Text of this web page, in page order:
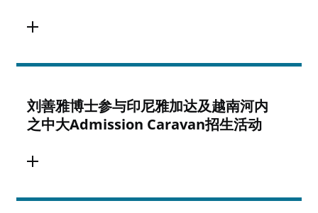
刘善雅博士参与印尼雅加达及越南河内
之中大Admission Caravan招生活动